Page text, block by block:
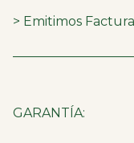
> Emitimos
GARANTÍA: